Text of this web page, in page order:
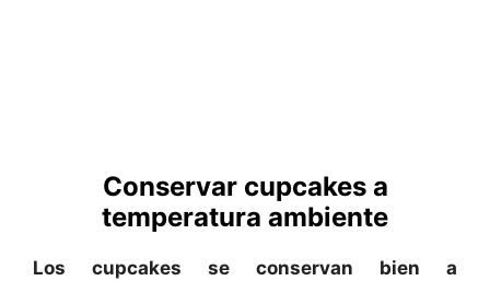
Conservar cupcakes a
temperatura ambiente
Los cupcakes se conservan bien a